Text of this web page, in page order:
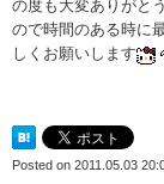
の度も大変ありがと
ので時間のある時に
しくお願いします
Posted on 2011.05.03